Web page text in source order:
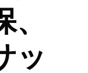
ッ